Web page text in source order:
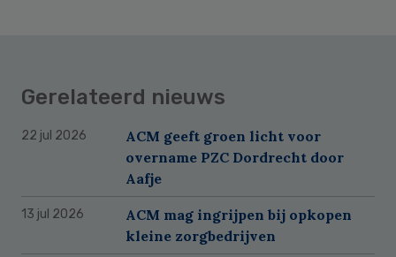
Gerelateerd nieuws
22 jul 2026
ACM geeft groen licht voor
overname PZC Dordrecht door
Aafje
13 jul 2026
ACM mag ingrijpen bij opkopen
kleine zorgbedrijven